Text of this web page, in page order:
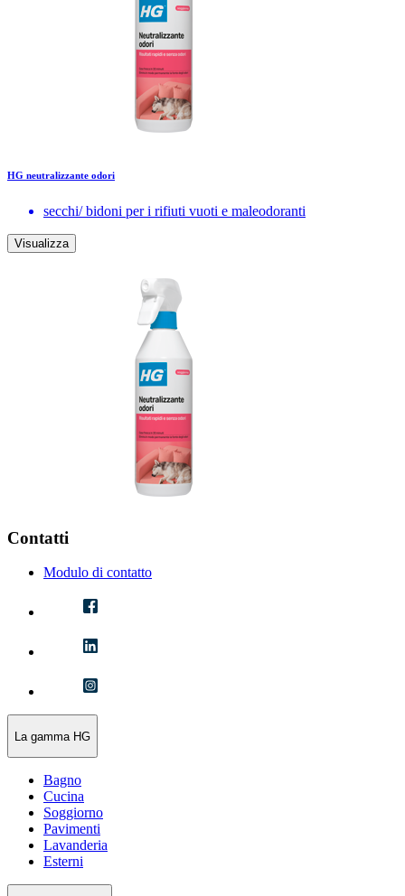
HG neutralizzante odori
secchi/ bidoni per i rifiuti vuoti e maleodoranti
Visualizza
Contatti
Modulo di contatto
La gamma HG
Bagno
Cucina
Soggiorno
Pavimenti
Lavanderia
Esterni